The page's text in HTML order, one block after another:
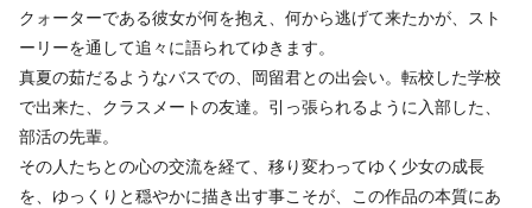
クォーターである彼女が何を抱え、何から逃げて来たかが、スト
ーリーを通して追々に語られてゆきます。
真夏の茹だるようなバスでの、岡留君との出会い。転校した学校
で出来た、クラスメートの友達。引っ張られるように入部した、
部活の先輩。
その人たちとの心の交流を経て、移り変わってゆく少女の成長
を、ゆっくりと穏やかに描き出す事こそが、この作品の本質にあ